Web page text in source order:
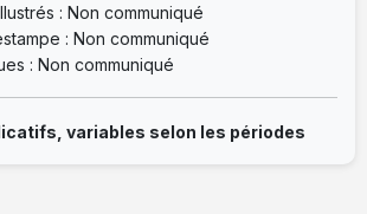
: Non communiqué
: Non communiqué
: Non communiqué
variables selon les périodes